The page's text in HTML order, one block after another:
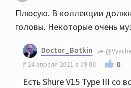
Плюсую. В коллекции
головы. Некоторые очень
Doctor_Botkin
24 апреля 2021 в 09:00
0
Есть Shure V15 Type III со